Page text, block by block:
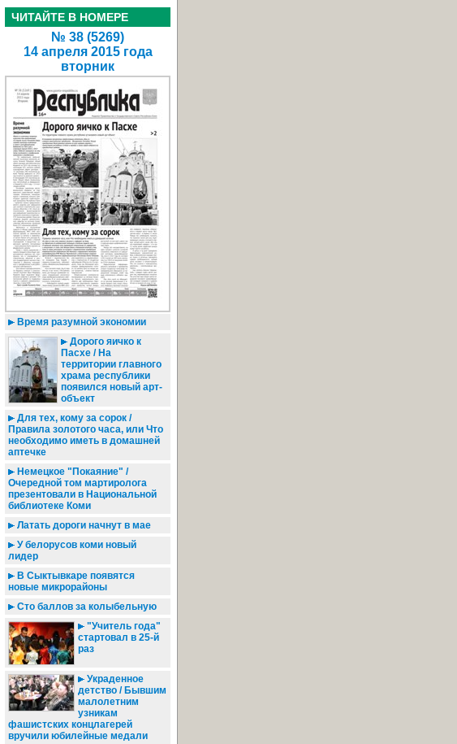
ЧИТАЙТЕ В НОМЕРЕ
№ 38 (5269)
14 апреля 2015 года
вторник
Время разумной экономии
Дорого яичко к
Пасхе / На
территории главного
храма республики
появился новый арт-
объект
Для тех, кому за сорок /
Правила золотого часа, или Что
необходимо иметь в домашней
аптечке
Немецкое "Покаяние" /
Очередной том мартиролога
презентовали в Национальной
библиотеке Коми
Латать дороги начнут в мае
У белорусов коми новый
лидер
В Сыктывкаре появятся
новые микрорайоны
Сто баллов за колыбельную
"Учитель года"
стартовал в 25-й
раз
Украденное
детство / Бывшим
малолетним
узникам
фашистских концлагерей
вручили юбилейные медали